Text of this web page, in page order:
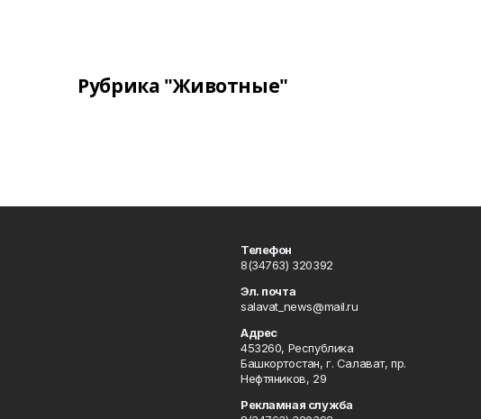
Рубрика "Животные"
Телефон
8(34763) 320392
Эл. почта
salavat_news@mail.ru
Адрес
453260, Республика
Башкортостан, г. Салават, пр.
Нефтяников, 29
Рекламная служба